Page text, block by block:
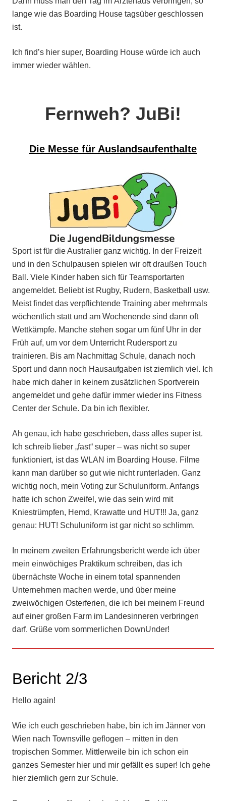
lange wie das Boarding House tagsüber geschlossen
ist.
Ich find’s hier super, Boarding House würde ich auch
immer wieder wählen.
Fernweh? JuBi!
Die Messe für Auslandsaufenthalte
Sport ist für die Australier ganz wichtig. In der Freizeit
und in den Schulpausen spielen wir oft draußen Touch
Ball. Viele Kinder haben sich für Teamsportarten
angemeldet. Beliebt ist Rugby, Rudern, Basketball usw.
Meist findet das verpflichtende Training aber mehrmals
wöchentlich statt und am Wochenende sind dann oft
Wettkämpfe. Manche stehen sogar um fünf Uhr in der
Früh auf, um vor dem Unterricht Rudersport zu
trainieren. Bis am Nachmittag Schule, danach noch
Sport und dann noch Hausaufgaben ist ziemlich viel. Ich
habe mich daher in keinem zusätzlichen Sportverein
angemeldet und gehe dafür immer wieder ins Fitness
Center der Schule. Da bin ich flexibler.
Ah genau, ich habe geschrieben, dass alles super ist.
Ich schreib lieber „fast“ super – was nicht so super
funktioniert, ist das WLAN im Boarding House. Filme
kann man darüber so gut wie nicht runterladen. Ganz
wichtig noch, mein Voting zur Schuluniform. Anfangs
hatte ich schon Zweifel, wie das sein wird mit
Kniestrümpfen, Hemd, Krawatte und HUT!!! Ja, ganz
genau: HUT! Schuluniform ist gar nicht so schlimm.
In meinem zweiten Erfahrungsbericht werde ich über
mein einwöchiges Praktikum schreiben, das ich
übernächste Woche in einem total spannenden
Unternehmen machen werde, und über meine
zweiwöchigen Osterferien, die ich bei meinem Freund
auf einer großen Farm im Landesinneren verbringen
darf. Grüße vom sommerlichen DownUnder!
Bericht 2/3
Hello again!
Wie ich euch geschrieben habe, bin ich im Jänner von
Wien nach Townsville geflogen – mitten in den
tropischen Sommer. Mittlerweile bin ich schon ein
ganzes Semester hier und mir gefällt es super! Ich gehe
hier ziemlich gern zur Schule.